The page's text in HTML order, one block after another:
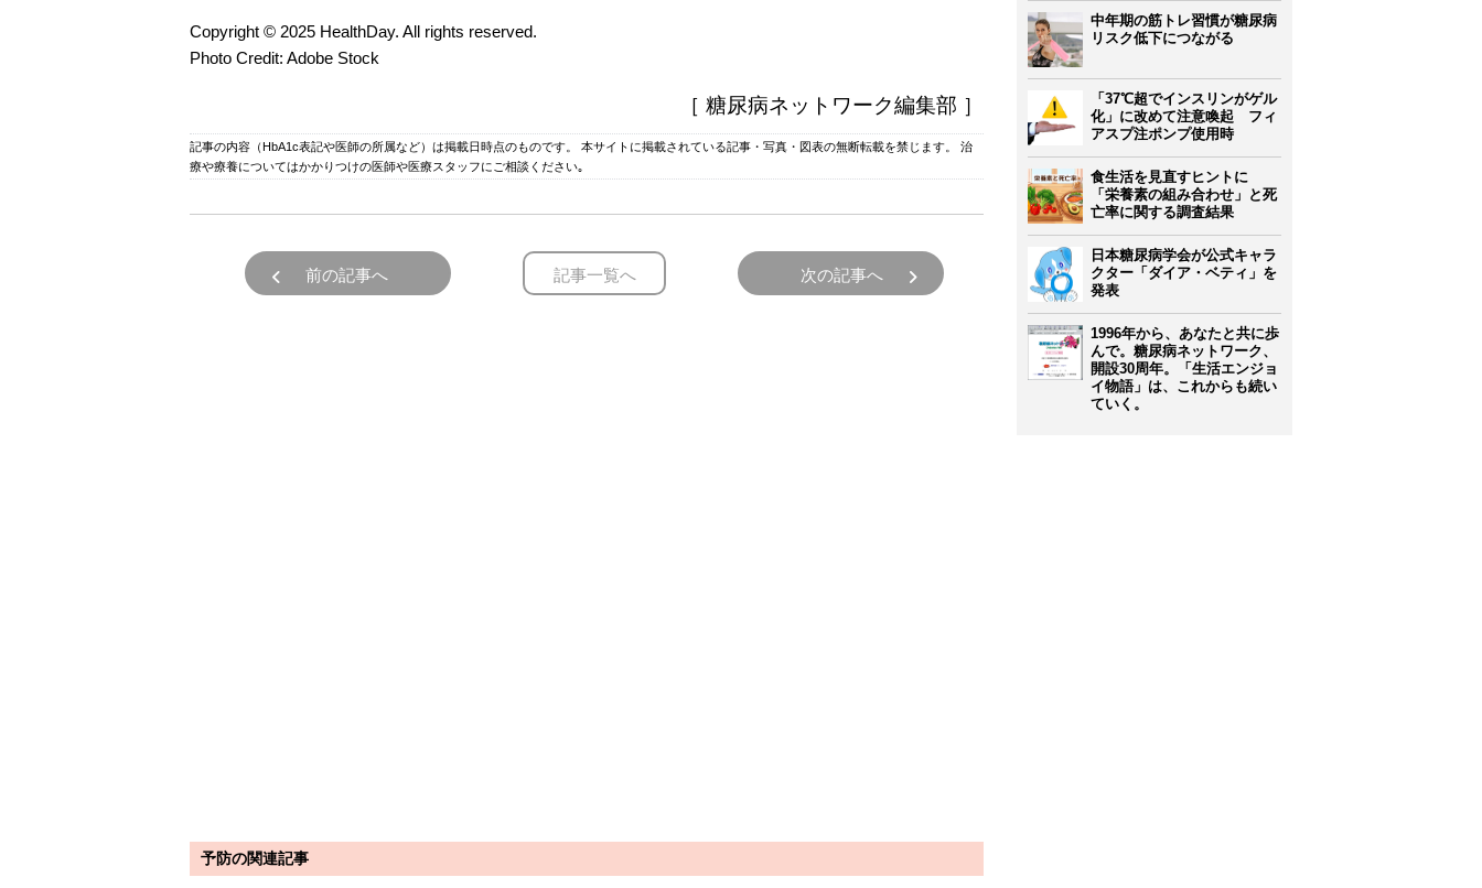
Copyright © 2025 HealthDay. All rights reserved.
Photo Credit: Adobe Stock
［ 糖尿病ネットワーク編集部 ］
記事の内容（HbA1c表記や医師の所属など）は掲載日時点のものです。 本サイトに掲載されている記事・写真・図表の無断転載を禁じます。 治
療や療養についてはかかりつけの医師や医療スタッフにご相談ください｡
前の記事へ 記事一覧へ 次の記事へ
予防の関連記事
中年期の筋トレ習慣が糖尿病
リスク低下につながる
「37℃超でインスリンがゲル
化」に改めて注意喚起 フィ
アスプ注ポンプ使用時
食生活を見直すヒントに
「栄養素の組み合わせ」と死
亡率に関する調査結果
日本糖尿病学会が公式キャラ
クター「ダイア・ベティ」を
発表
1996年から、あなたと共に歩
んで。糖尿病ネットワーク、
開設30周年。「生活エンジョ
イ物語」は、これからも続い
ていく。